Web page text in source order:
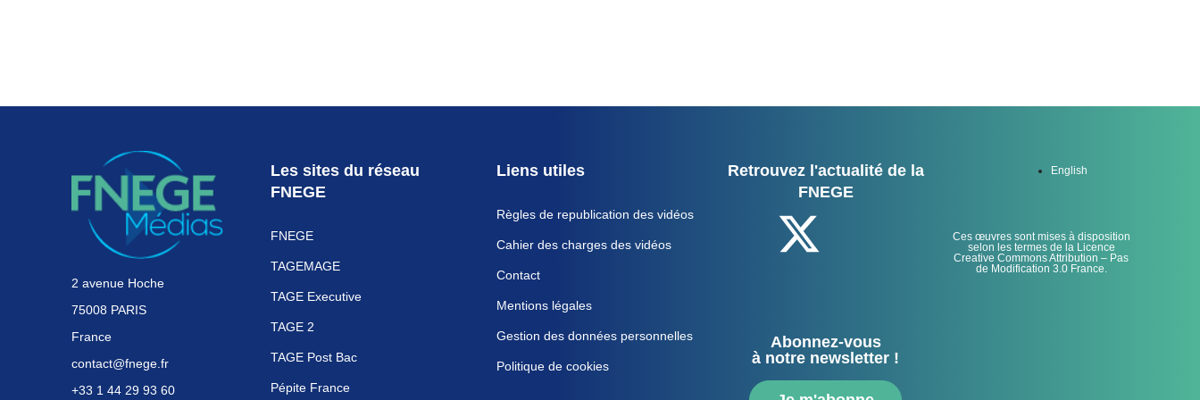
2 avenue Hoche
75008 PARIS
France
contact@fnege.fr
+33 1 44 29 93 60
Les sites du réseau
FNEGE
FNEGE
TAGEMAGE
TAGE Executive
TAGE 2
TAGE Post Bac
Pépite France
Liens utiles
Règles de republication des vidéos
Cahier des charges des vidéos
Contact
Mentions légales
Gestion des données personnelles
Politique de cookies
Retrouvez l'actualité de la
FNEGE
Abonnez-vous
à notre newsletter !
English
Ces œuvres sont mises à disposition
selon les termes de la Licence
Creative Commons Attribution – Pas
de Modification 3.0 France.